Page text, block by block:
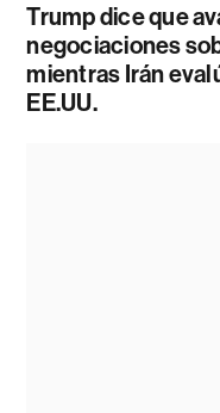
Trump dice que
negociaciones
mientras Irán
EE.UU.